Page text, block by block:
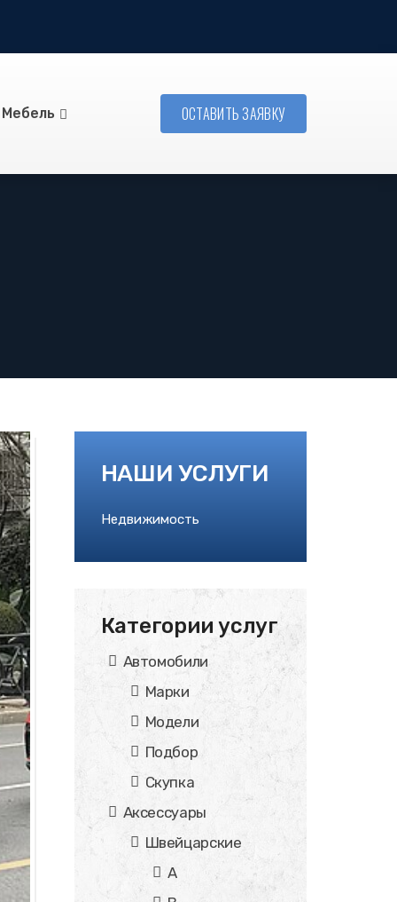
Мебель ОСТАВИТЬ ЗАЯВКУ
НАШИ УСЛУГИ
Недвижимость
Категории услуг
Автомобили
Марки
Модели
Подбор
Скупка
Аксессуары
Швейцарские
A